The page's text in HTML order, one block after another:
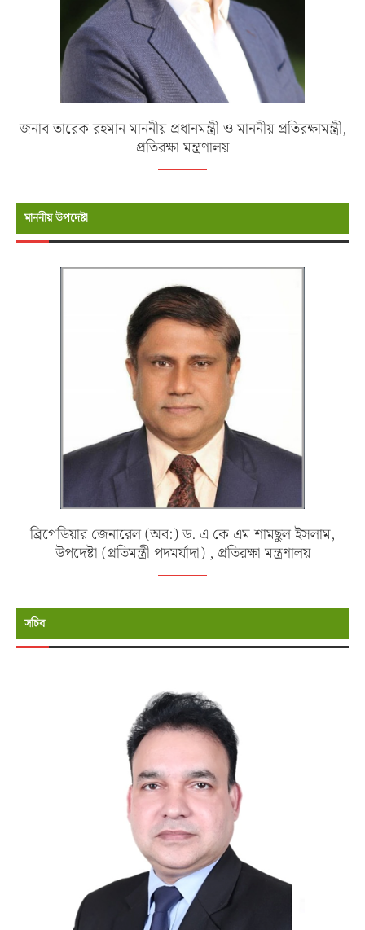
জনাব তারেক রহমান মাননীয় প্রধানমন্ত্রী ও মাননীয় প্রতিরক্ষামন্ত্রী,
প্রতিরক্ষা মন্ত্রণালয়
মাননীয় উপদেষ্টা
ব্রিগেডিয়ার জেনারেল (অব:) ড. এ কে এম শামছুল ইসলাম,
উপদেষ্টা (প্রতিমন্ত্রী পদমর্যাদা) , প্রতিরক্ষা মন্ত্রণালয়
সচিব